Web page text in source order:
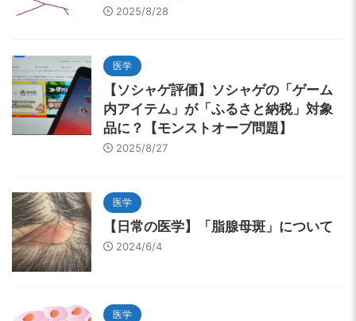
2025/8/28
医学
【ソシャゲ評価】ソシャゲの「ゲーム
内アイテム」が「ふるさと納税」対象
品に？【モンストオーブ問題】
2025/8/27
医学
【日常の医学】「脂腺母斑」について
2024/6/4
医学